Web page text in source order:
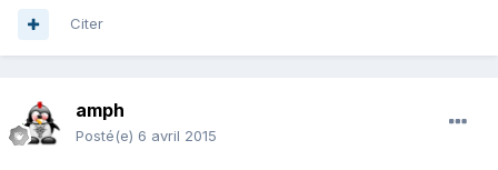
Citer
amph
Posté(e) 6 avril 2015